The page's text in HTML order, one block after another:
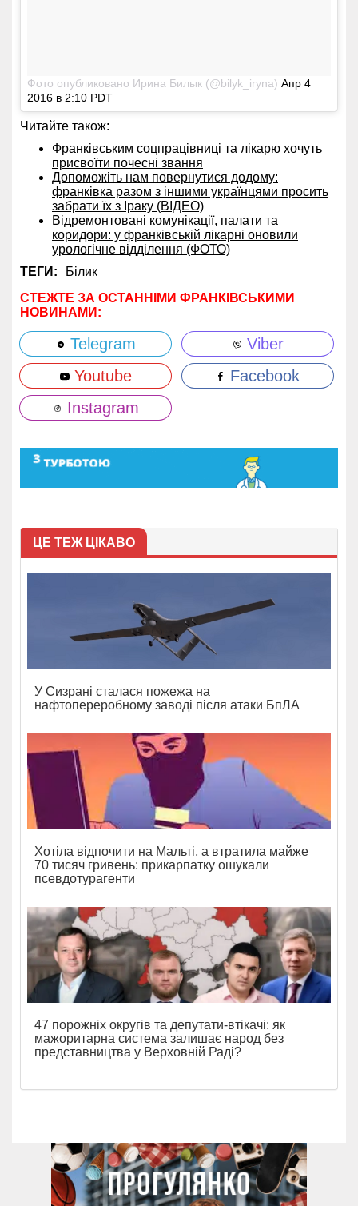
Фото опубликовано Ирина Билык (@bilyk_iryna) Апр 4
2016 в 2:10 PDT
Читайте також:
Франківським соцпрацівниці та лікарю хочуть
присвоїти почесні звання
Допоможіть нам повернутися додому:
франківка разом з іншими українцями просить
забрати їх з Іраку (ВІДЕО)
Відремонтовані комунікації, палати та
коридори: у франківській лікарні оновили
урологічне відділення (ФОТО)
ТЕГИ:
Білик
СТЕЖТЕ ЗА ОСТАННІМИ ФРАНКІВСЬКИМИ
НОВИНАМИ:
Telegram
Viber
Youtube
Facebook
Instagram
ЦЕ ТЕЖ ЦІКАВО
У Сизрані сталася пожежа на
нафтопереробному заводі після атаки БпЛА
Хотіла відпочити на Мальті, а втратила майже
70 тисяч гривень: прикарпатку ошукали
псевдотурагенти
47 порожніх округів та депутати-втікачі: як
мажоритарна система залишає народ без
представництва у Верховній Раді?